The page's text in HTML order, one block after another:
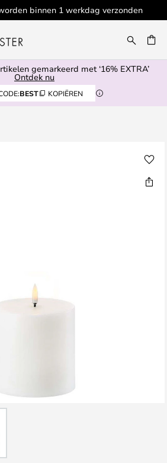
binnen 1 werkdag verzonden
gemarkeerd met ‘16% EXTRA’
Ontdek nu
BEST KOPIËREN